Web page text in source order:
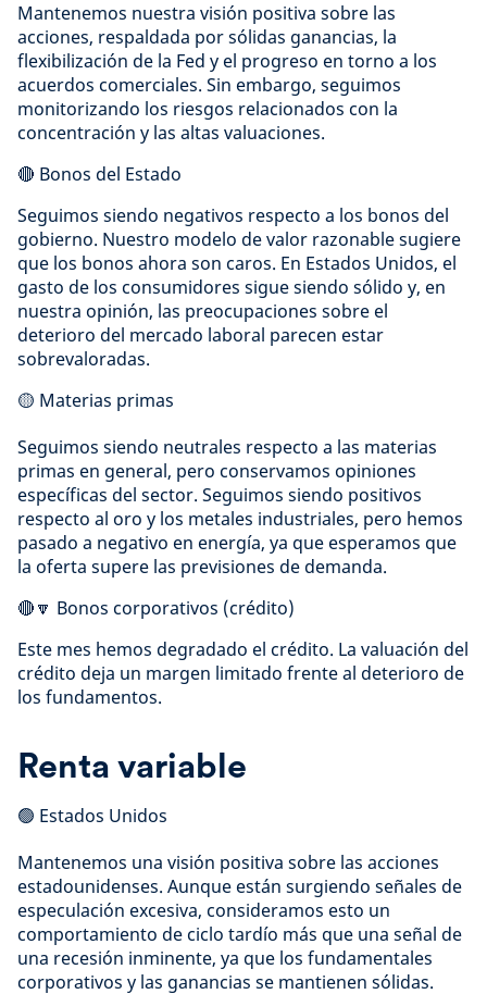
Mantenemos nuestra visión positiva sobre las
acciones, respaldada por sólidas ganancias, la
flexibilización de la Fed y el progreso en torno a los
acuerdos comerciales. Sin embargo, seguimos
monitorizando los riesgos relacionados con la
concentración y las altas valuaciones.
🔴 Bonos del Estado
Seguimos siendo negativos respecto a los bonos del
gobierno. Nuestro modelo de valor razonable sugiere
que los bonos ahora son caros. En Estados Unidos, el
gasto de los consumidores sigue siendo sólido y, en
nuestra opinión, las preocupaciones sobre el
deterioro del mercado laboral parecen estar
sobrevaloradas.
🟡 Materias primas
Seguimos siendo neutrales respecto a las materias
primas en general, pero conservamos opiniones
específicas del sector. Seguimos siendo positivos
respecto al oro y los metales industriales, pero hemos
pasado a negativo en energía, ya que esperamos que
la oferta supere las previsiones de demanda.
🔴🔽 Bonos corporativos (crédito)
Este mes hemos degradado el crédito. La valuación del
crédito deja un margen limitado frente al deterioro de
los fundamentos.
Renta variable
🟢 Estados Unidos
Mantenemos una visión positiva sobre las acciones
estadounidenses. Aunque están surgiendo señales de
especulación excesiva, consideramos esto un
comportamiento de ciclo tardío más que una señal de
una recesión inminente, ya que los fundamentales
corporativos y las ganancias se mantienen sólidas.